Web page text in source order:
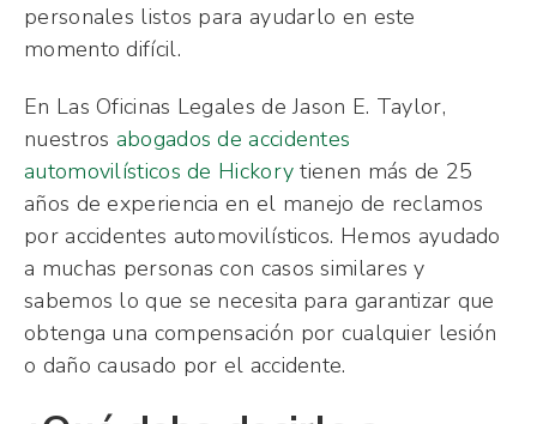
personales listos para ayudarlo en este
momento difícil.
En Las Oficinas Legales de Jason E. Taylor,
nuestros abogados de accidentes
automovilísticos de Hickory tienen más de 25
años de experiencia en el manejo de reclamos
por accidentes automovilísticos. Hemos ayudado
a muchas personas con casos similares y
sabemos lo que se necesita para garantizar que
obtenga una compensación por cualquier lesión
o daño causado por el accidente.